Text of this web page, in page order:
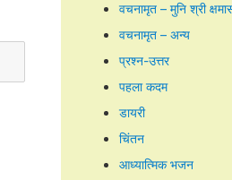
वचनामृत – मुनि श्री
वचनामृत – अन्य
प्रश्न-उत्तर
पहला कदम
डायरी
चिंतन
आध्यात्मिक भजन